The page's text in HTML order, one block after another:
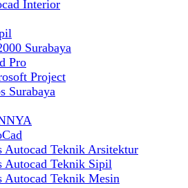
Interior
Surabaya
Pro
Project
Surabaya
Autocad Teknik Arsitektur
Autocad Teknik Sipil
Autocad Teknik Mesin